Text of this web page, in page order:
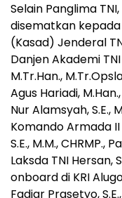
Selain Panglima
disematkan
(Kasad) Jenderal
Danjen Akademi
M.Tr.Han.,
Agus Hariadi,
Nur Alamsyah, S.E.,
Komando Armada
S.E., M.M.,
Laksda TNI Hersan,
onboard di KRI
Fadjar Prasetyo, S.E.,